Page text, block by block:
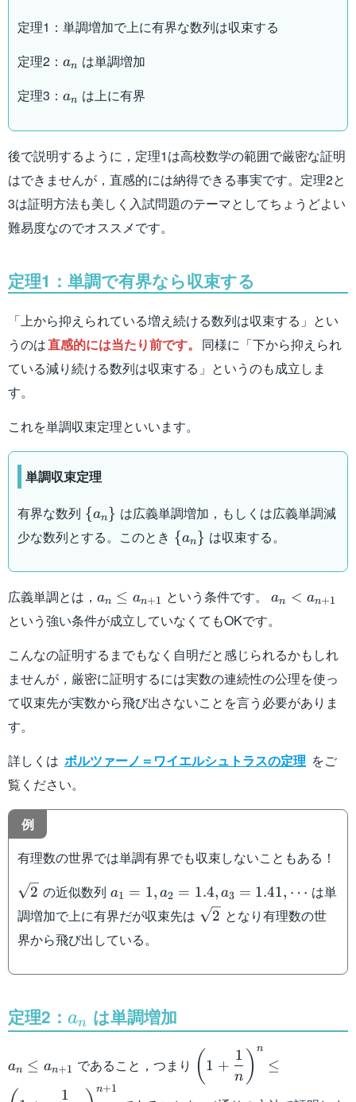
定理1：単調増加で上に有界な数列は収束する
定理2：a_n
an は単調増加
定理3：a_n
an は上に有界
後で説明するように，定理1は高校数学の範囲で厳密な証明
はできませんが，直感的には納得できる事実です。定理2と
3は証明方法も美しく入試問題のテーマとしてちょうどよい
難易度なのでオススメです。
定理1：単調で有界なら収束する
「上から抑えられている増え続ける数列は収束する」とい
うのは直感的には当たり前です。 同様に「下から抑えられ
ている減り続ける数列は収束する」というのも成立しま
す。
これを単調収束定理といいます。
単調収束定理
有界な数列 \
{a_n\}
{an} は広義単調増加，もしくは広義単調減
少な数列とする。このとき \
{a_n\}
{an} は収束する。
広義単調とは， a_n\leq
a_{n+1}
an ≤ an+1 という条件です。a_n<
an < an+1
という強い条件が成立していなくてもOKです。
こんなの証明するまでもなく自明だと感じられるかもしれ
ませんが，厳密に証明するには実数の連続性の公理を使っ
て収束先が実数から飛び出さないことを言う必要がありま
す。
詳しくは ボルツァーノ＝ワイエルシュトラスの定理 をご
覧ください。
例
有理数の世界では単調有界でも収束しないこともある！
\sqrt{2}
2 の近似数列 a_1=1,a_2=1.4,a_3=1.41,\cdots
a1 = 1, a2 = 1.4, a3 = 1.41, ⋯ は単
調増加で上に有界だが収束先は \sqrt{2}
2 となり有理数の世
界から飛び出している。
定理2： a_n
an は単調増加
a_{n+1}
an ≤ an+1 であること，つまり
\left(1+\dfrac{1}
( 1 +
n
1 ) n
≤
1 n+1